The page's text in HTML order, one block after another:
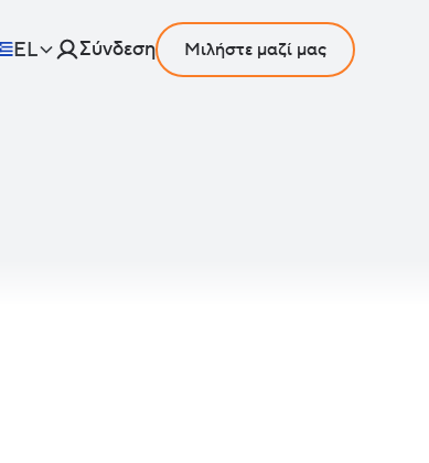
EL Σύνδεση Μιλήστε μαζί μας